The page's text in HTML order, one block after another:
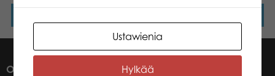
O NAS
Ustawienia
Hylkää